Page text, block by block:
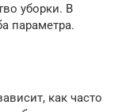
уборки. В
параметра.
как часто